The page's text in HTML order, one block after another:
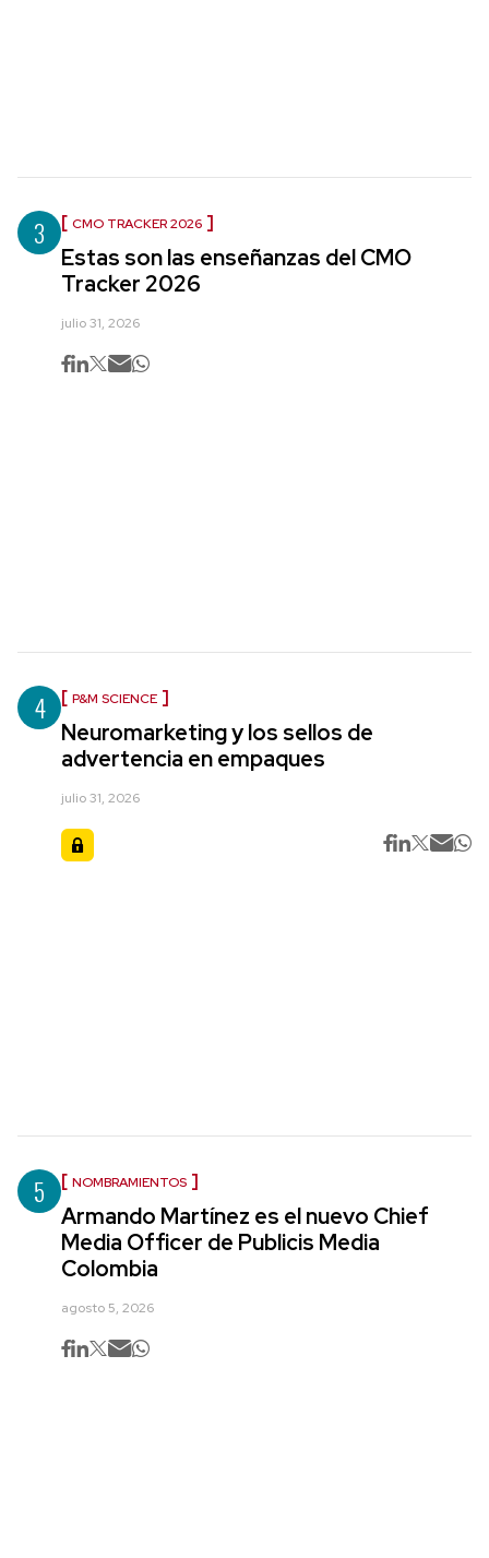
3 CMO TRACKER 2026
Estas son las enseñanzas del CMO
Tracker 2026
julio 31, 2026
4 P&M SCIENCE
Neuromarketing y los sellos de
advertencia en empaques
julio 31, 2026
5 NOMBRAMIENTOS
Armando Martínez es el nuevo Chief
Media Officer de Publicis Media
Colombia
agosto 5, 2026